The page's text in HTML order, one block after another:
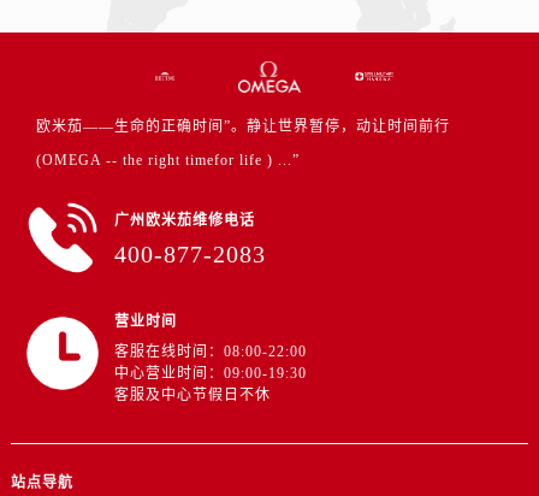
欧米茄——生命的正确时间”。静让世界暂停，动让时间前行
(OMEGA -- the right timefor life ) ...”
广州欧米茄维修电话
400-877-2083
营业时间
客服在线时间：08:00-22:00
中心营业时间：09:00-19:30
客服及中心节假日不休
站点导航